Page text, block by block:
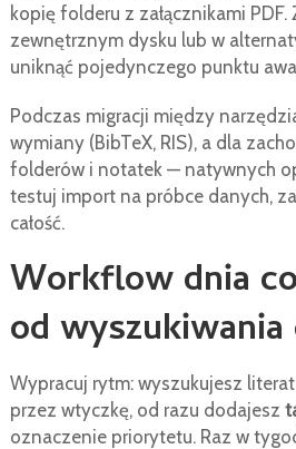
kopię folderu z załącznikami
zewnętrznym dysku lub w
uniknąć pojedynczego punktu
Podczas migracji między
wymiany (BibTeX, RIS), a dla
folderów i notatek — natywnych
testuj import na próbce danych,
całość.
Workflow dnia
od wyszukiwania
Wypracuj rytm: wyszukujesz
przez wtyczkę, od razu dodajesz
oznaczenie priorytetu. Raz w